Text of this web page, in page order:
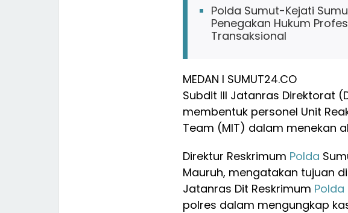
Polda Sumut-Kejati
Penegakan Hukum
Transaksional
MEDAN I SUMUT24.CO
Subdit III Jatanras Direktorat
membentuk personel Unit
Team (MIT) dalam menekan
Direktur Reskrimum Polda
Mauruh, mengatakan tujuan
Jatanras Dit Reskrimum Polda
polres dalam mengungkap